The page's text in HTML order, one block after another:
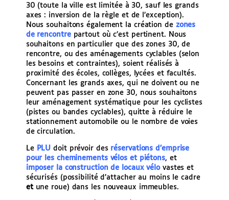
30 (toute la ville est limitée à 30, sauf les grands
axes : inversion de la règle et de l’exception).
Nous souhaitons également la création de zones
de rencontrepartout où c’est pertinent. Nous
souhaitons en particulier que des zones 30, de
rencontre, ou des aménagements cyclables (selon
les besoins et contraintes), soient réalisés à
proximité des écoles, collèges, lycées et facultés.
Concernant les grands axes, qui ne doivent ou ne
peuvent pas passer en zone 30, nous souhaitons
leur aménagement systématique pour les cyclistes
(pistes ou bandes cyclables), quitte à réduire le
stationnement automobile ou le nombre de voies
de circulation.
Le PLU doit prévoir des réservations d’emprise
pour les cheminements vélos et piétons, et
imposer la construction de locaux vélovastes et
sécurisés (possibilité d’attacher au moins le cadre
etune roue) dans les nouveaux immeubles.